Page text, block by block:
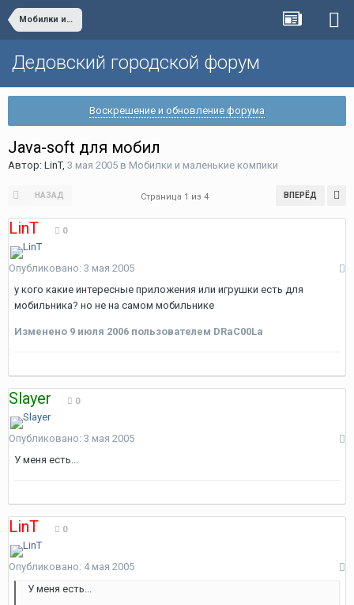
Мобилки и маленькие компики
Дедовский городской форум
Воскрешение и обновление форума
Java-soft для мобил
Автор: LinT, 3 мая 2005 в Мобилки и маленькие компики
НАЗАД ВПЕРЁД
Страница 1 из 4
LinT 0
Опубликовано: 3 мая 2005
у кого какие интересные приложения или игрушки есть для
мобильника? но не на самом мобильнике
Изменено 9 июля 2006 пользователем DRaC00La
Slayer 0
Опубликовано: 3 мая 2005
У меня есть...
LinT 0
Опубликовано: 4 мая 2005
У меня есть...